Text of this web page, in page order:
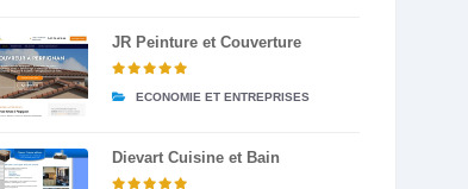
JR Peinture et Couverture
ECONOMIE ET ENTREPRISES
Dievart Cuisine et Bain